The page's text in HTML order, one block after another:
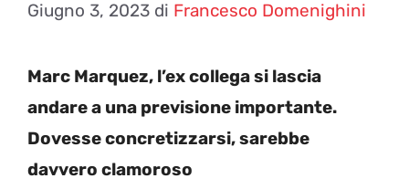
Giugno 3, 2023 di Francesco Domenighini
Marc Marquez, l’ex collega si lascia
andare a una previsione importante.
Dovesse concretizzarsi, sarebbe
davvero clamoroso